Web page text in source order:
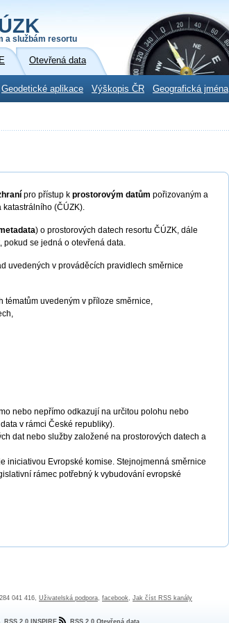
a službám resortu
Otevřená data
Geodetické aplikace Výškopis ČR Geografická jména
pro přístup k prostorovým datům pořizovaným a
(ČÚZK).
) o prostorových datech resortu ČÚZK, dále
se jedná o otevřená data.
uvedených v prováděcích pravidlech směrnice
uvedeným v příloze směrnice,
nebo nepřímo odkazují na určitou polohu nebo
v rámci České republiky).
dat nebo služby založené na prostorových datech a
iniciativou Evropské komise. Stejnojmenná směrnice
rámec potřebný k vybudování evropské
041 416, Uživatelská podpora, facebook, Jak číst RSS kanály
RSS 2.0 INSPIRE RSS 2.0 Otevřená data